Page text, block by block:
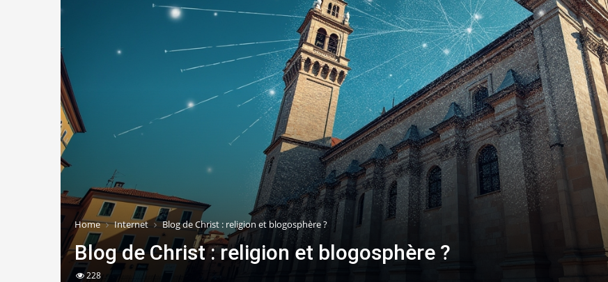
Home Internet Blog de Christ : religion et blogosphère ?
Blog de Christ : religion et blogosphère ?
228